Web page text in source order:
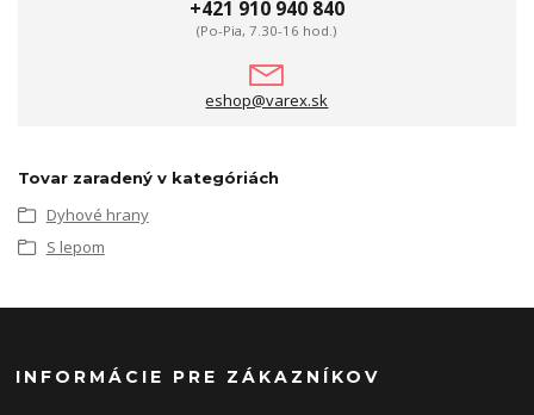
+421 910 940 840
(Po-Pia, 7.30-16 hod.)
eshop@varex.sk
Tovar zaradený v kategóriách
Dyhové hrany
S lepom
INFORMÁCIE PRE ZÁKAZNÍKOV